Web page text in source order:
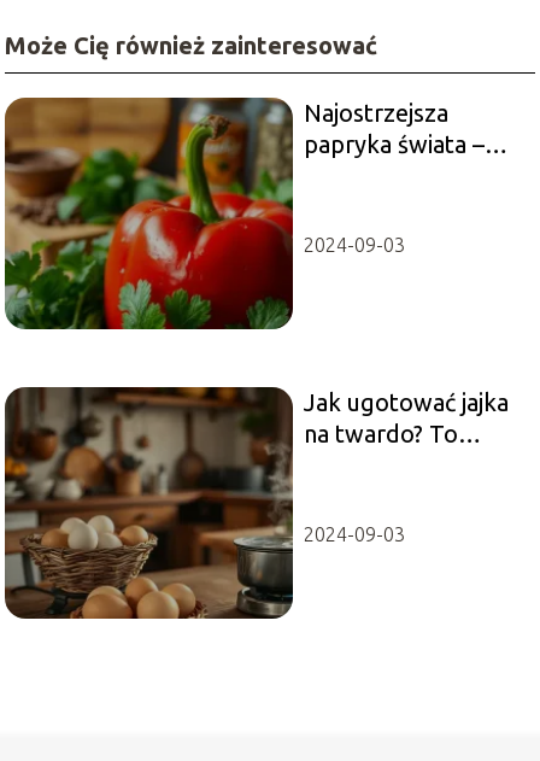
Może Cię również zainteresować
Najostrzejsza
papryka świata –
2024-09-03
Jak ugotować jajka
na twardo? To
2024-09-03